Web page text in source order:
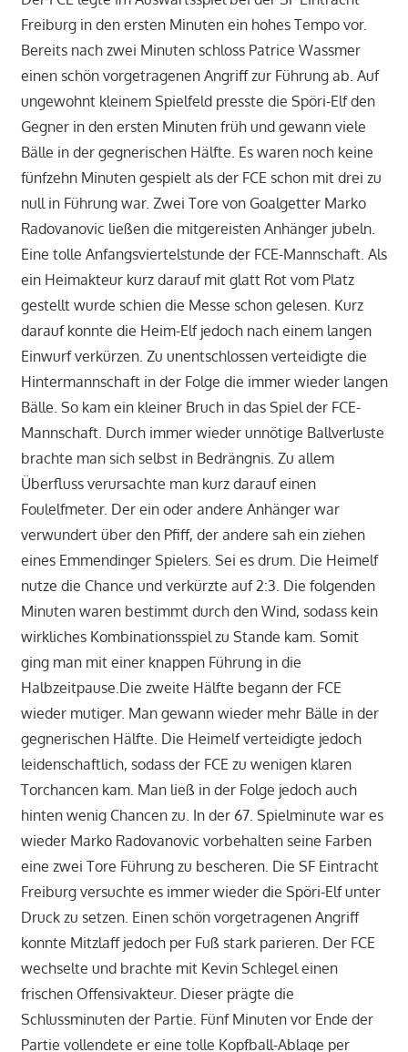
Freiburg in den ersten Minuten ein hohes Tempo vor.
Bereits nach zwei Minuten schloss Patrice Wassmer
einen schön vorgetragenen Angriff zur Führung ab. Auf
ungewohnt kleinem Spielfeld presste die Spöri-Elf den
Gegner in den ersten Minuten früh und gewann viele
Bälle in der gegnerischen Hälfte. Es waren noch keine
fünfzehn Minuten gespielt als der FCE schon mit drei zu
null in Führung war. Zwei Tore von Goalgetter Marko
Radovanovic ließen die mitgereisten Anhänger jubeln.
Eine tolle Anfangsviertelstunde der FCE-Mannschaft. Als
ein Heimakteur kurz darauf mit glatt Rot vom Platz
gestellt wurde schien die Messe schon gelesen. Kurz
darauf konnte die Heim-Elf jedoch nach einem langen
Einwurf verkürzen. Zu unentschlossen verteidigte die
Hintermannschaft in der Folge die immer wieder langen
Bälle. So kam ein kleiner Bruch in das Spiel der FCE-
Mannschaft. Durch immer wieder unnötige Ballverluste
brachte man sich selbst in Bedrängnis. Zu allem
Überfluss verursachte man kurz darauf einen
Foulelfmeter. Der ein oder andere Anhänger war
verwundert über den Pfiff, der andere sah ein ziehen
eines Emmendinger Spielers. Sei es drum. Die Heimelf
nutze die Chance und verkürzte auf 2:3. Die folgenden
Minuten waren bestimmt durch den Wind, sodass kein
wirkliches Kombinationsspiel zu Stande kam. Somit
ging man mit einer knappen Führung in die
Halbzeitpause.Die zweite Hälfte begann der FCE
wieder mutiger. Man gewann wieder mehr Bälle in der
gegnerischen Hälfte. Die Heimelf verteidigte jedoch
leidenschaftlich, sodass der FCE zu wenigen klaren
Torchancen kam. Man ließ in der Folge jedoch auch
hinten wenig Chancen zu. In der 67. Spielminute war es
wieder Marko Radovanovic vorbehalten seine Farben
eine zwei Tore Führung zu bescheren. Die SF Eintracht
Freiburg versuchte es immer wieder die Spöri-Elf unter
Druck zu setzen. Einen schön vorgetragenen Angriff
konnte Mitzlaff jedoch per Fuß stark parieren. Der FCE
wechselte und brachte mit Kevin Schlegel einen
frischen Offensivakteur. Dieser prägte die
Schlussminuten der Partie. Fünf Minuten vor Ende der
Partie vollendete er eine tolle Kopfball-Ablage per